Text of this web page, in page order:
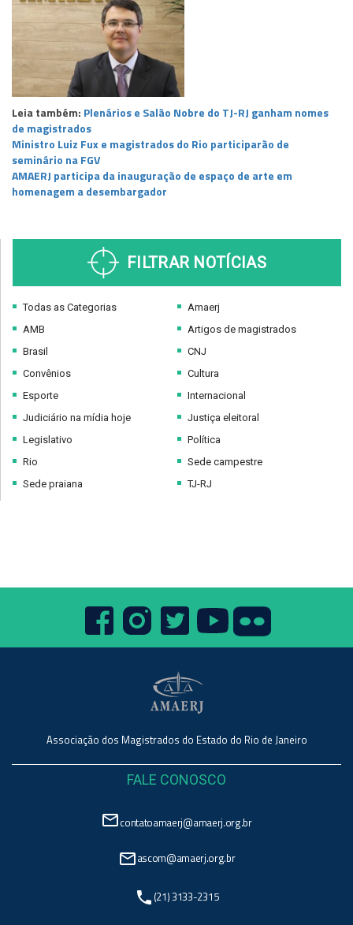
Leia também: Plenários e Salão Nobre do TJ-RJ ganham nomes
de magistrados
Ministro Luiz Fux e magistrados do Rio participarão de
seminário na FGV
AMAERJ participa da inauguração de espaço de arte em
homenagem a desembargador
FILTRAR NOTÍCIAS
Todas as Categorias
AMB
Brasil
Convênios
Esporte
Judiciário na mídia hoje
Legislativo
Rio
Sede praiana
Amaerj
Artigos de magistrados
CNJ
Cultura
Internacional
Justiça eleitoral
Política
Sede campestre
TJ-RJ
Associação dos Magistrados do Estado do Rio de Janeiro
FALE CONOSCO
mail_outlinecontatoamaerj@amaerj.org.br
mail_outlineascom@amaerj.org.br
phone (21) 3133-2315